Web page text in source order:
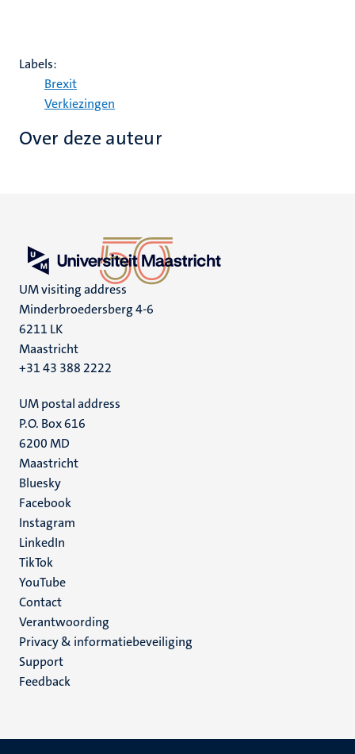
Labels:
Brexit
Verkiezingen
Over deze auteur
UM visiting address
Minderbroedersberg 4-6
6211 LK
Maastricht
+31 43 388 2222
UM postal address
P.O. Box 616
6200 MD
Maastricht
Social
media
Bluesky
Facebook
Instagram
LinkedIn
TikTok
YouTube
Menu
footer
(NL)
Contact
Verantwoording
Privacy & informatiebeveiliging
Support
Feedback